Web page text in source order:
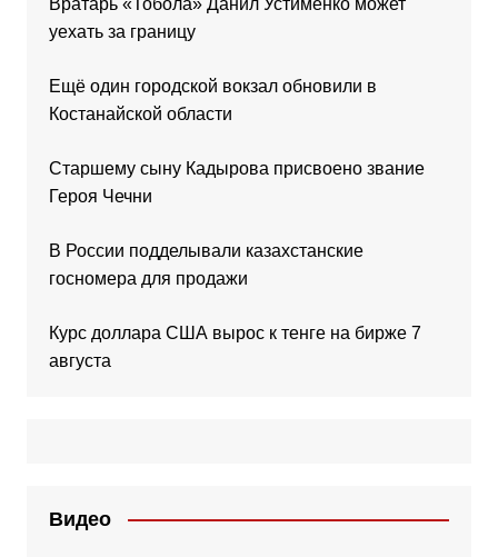
уехать за границу
Ещё один городской вокзал обновили в
Костанайской области
Старшему сыну Кадырова присвоено звание
Героя Чечни
В России подделывали казахстанские
госномера для продажи
Курс доллара США вырос к тенге на бирже 7
августа
Видео